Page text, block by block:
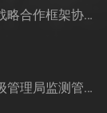
西南大学与智慧宫集团签署战略合作框架协议
毛里塔尼亚国家新闻视听高级管理局监测管控司司长穆罕默德·哈桑·埃萨利姆一行莅临智慧宫调研